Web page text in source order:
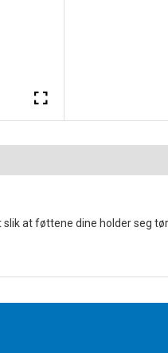
at føttene dine holder seg